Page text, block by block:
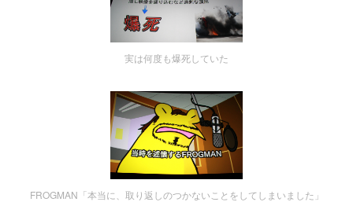
実は何度も爆死していた
FROGMAN「本当に、取り返しのつかないことをしてしまいました」